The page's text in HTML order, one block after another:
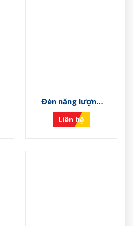
Đèn năng lượng
mặt trời VS-NLMT-
M
Liên hệ